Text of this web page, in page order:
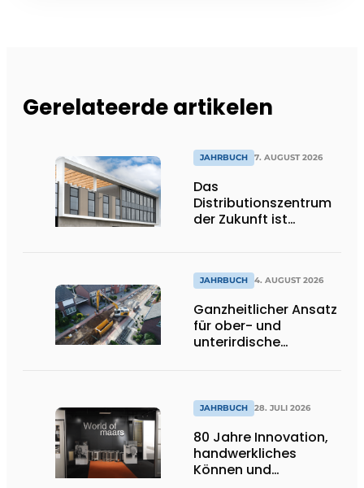
Gerelateerde artikelen
JAHRBUCH 7. AUGUST 2026
Das
Distributionszentrum
der Zukunft ist
lässt Tageslicht tief
ins Innere strömen
JAHRBUCH 4. AUGUST 2026
Ganzheitlicher Ansatz
für ober- und
unterirdische
JAHRBUCH 28. JULI 2026
80 Jahre Innovation,
handwerkliches
Können und